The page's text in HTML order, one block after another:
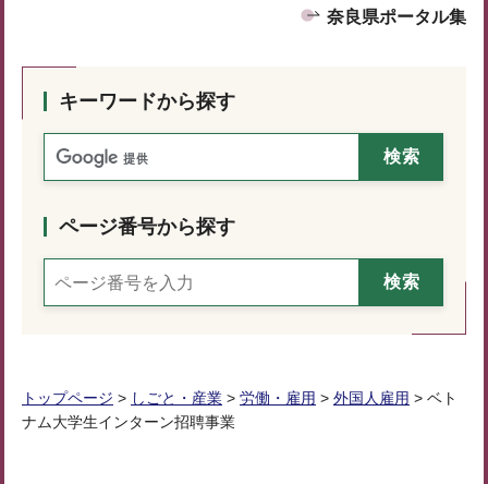
奈良県ポータル集
キーワードから探す
ページ番号から探す
トップページ > しごと・産業 > 労働・雇用 > 外国人雇用 > ベト
ナム大学生インターン招聘事業